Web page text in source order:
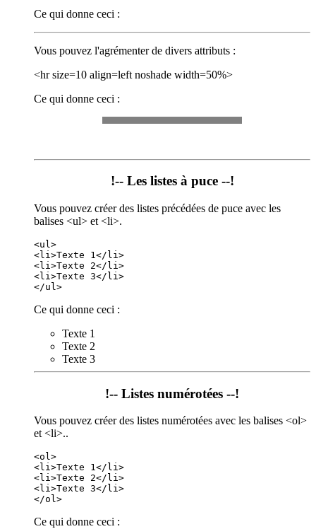
Ce qui donne ceci :
Vous pouvez l'agrémenter de divers attributs :
<hr size=10 align=left noshade width=50%>
Ce qui donne ceci :
!-- Les listes à puce --!
Vous pouvez créer des listes précédées de puce avec les
balises <ul> et <li>.
<ul>
<li>Texte 1</li>
<li>Texte 2</li>
<li>Texte 3</li>
Ce qui donne ceci :
Texte 1
Texte 2
Texte 3
!-- Listes numérotées --!
Vous pouvez créer des listes numérotées avec les balises <ol>
et <li>..
<ol>
<li>Texte 1</li>
<li>Texte 2</li>
<li>Texte 3</li>
Ce qui donne ceci :